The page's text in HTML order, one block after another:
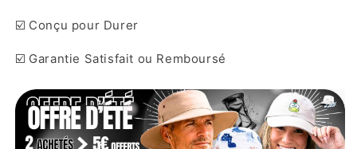
☑️ Conçu pour Durer
☑️ Garantie Satisfait ou Remboursé